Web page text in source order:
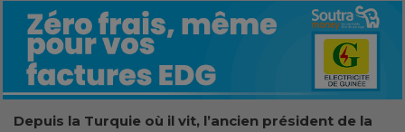
Depuis la Turquie où il vit, l’ancien président de la